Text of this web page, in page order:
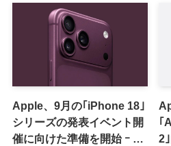
Apple、9月の｢iPhone 18｣
シリーズの発表イベント開
催に向けた準備を開始 ｰ 9
｢
2